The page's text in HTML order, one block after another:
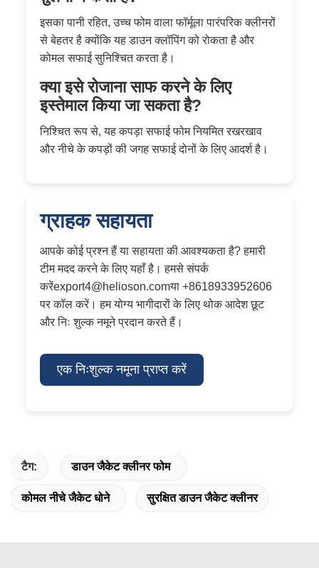
इसका पानी रहित, उच्च फोम वाला फॉर्मूला पारंपरिक क्लीनरों
से बेहतर है क्योंकि यह डाउन क्लॉपिंग को रोकता है और
कोमल सफाई सुनिश्चित करता है।
क्या इसे रोजाना साफ करने के लिए
इस्तेमाल किया जा सकता है?
निश्चित रूप से, यह कपड़ा सफाई फोम नियमित रखरखाव
और नीचे के कपड़ों की जगह सफाई दोनों के लिए आदर्श है।
ग्राहक सहायता
आपके कोई प्रश्न हैं या सहायता की आवश्यकता है? हमारी
टीम मदद करने के लिए यहाँ है। हमसे संपर्क
करेंexport4@helioson.comया +8618933952606
पर कॉल करें। हम योग्य भागीदारों के लिए थोक आदेश छूट
और निः शुल्क नमूने प्रदान करते हैं।
एक निःशुल्क नमूना प्राप्त करें
टैग: डाउन जैकेट क्लीनर फोम
कोमल नीचे जैकेट धोने सुरक्षित डाउन जैकेट क्लीनर